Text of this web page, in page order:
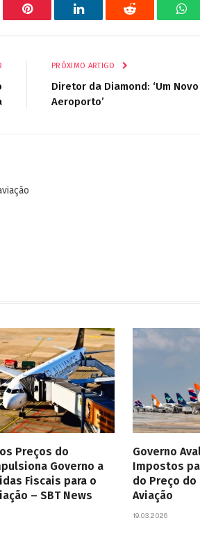
Pinterest LinkedIn Reddit
PRÓXIMO ARTIGO
Diretor da Diamond: ‘Um
Aeroporto’
Preços do
Governo a
Fiscais para o
– SBT News
Governo
Impostos
do Preço
Aviação
19.03.2026